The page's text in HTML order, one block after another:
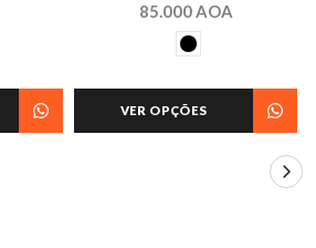
85.000 AOA
VER OPÇÕES